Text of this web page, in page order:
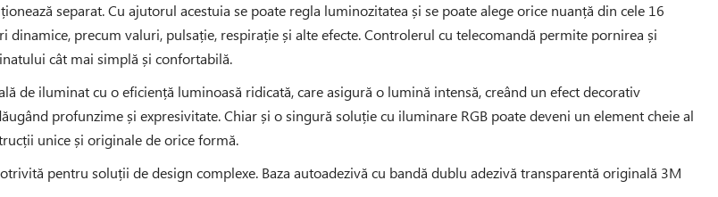
separat. Cu ajutorul acestuia se poate regla luminozitatea și se poate alege orice nuanță din cele 16
precum valuri, pulsație, respirație și alte efecte. Controlerul cu telecomandă permite pornirea și
cât mai simplă și confortabilă.
de iluminat cu o eficiență luminoasă ridicată, care asigură o lumină intensă, creând un efect decorativ
profunzime și expresivitate. Chiar și o singură soluție cu iluminare RGB poate deveni un element cheie al
unice și originale de orice formă.
pentru soluții de design complexe. Baza autoadezivă cu bandă dublu adezivă transparentă originală 3M